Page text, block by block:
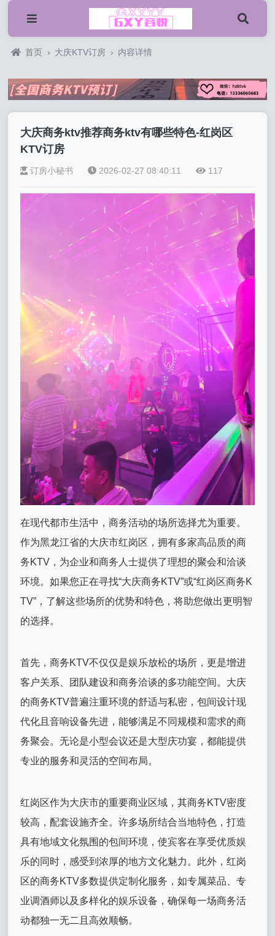
首页 › 大庆KTV订房 › 内容详情
大庆商务ktv推荐商务ktv有哪些特色-红岗区
KTV订房
订房小秘书 2026-02-27 08:40:11 117
在现代都市生活中，商务活动的场所选择尤为重要。
作为黑龙江省的大庆市红岗区，拥有多家高品质的商
务KTV，为企业和商务人士提供了理想的聚会和洽谈
环境。如果您正在寻找“大庆商务KTV”或“红岗区商务K
TV”，了解这些场所的优势和特色，将助您做出更明智
的选择。
首先，商务KTV不仅仅是娱乐放松的场所，更是增进
客户关系、团队建设和商务洽谈的多功能空间。大庆
的商务KTV普遍注重环境的舒适与私密，包间设计现
代化且音响设备先进，能够满足不同规模和需求的商
务聚会。无论是小型会议还是大型庆功宴，都能提供
专业的服务和灵活的空间布局。
红岗区作为大庆市的重要商业区域，其商务KTV密度
较高，配套设施齐全。许多场所结合当地特色，打造
具有地域文化氛围的包间环境，使宾客在享受优质娱
乐的同时，感受到浓厚的地方文化魅力。此外，红岗
区的商务KTV多数提供定制化服务，如专属菜品、专
业调酒师以及多样化的娱乐设备，确保每一场商务活
动都独一无二且高效顺畅。